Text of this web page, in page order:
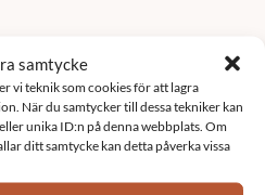
samtycke
vi teknik som cookies för att lagra
När du samtycker till dessa tekniker kan
unika ID:n på denna webbplats. Om
ditt samtycke kan detta påverka vissa